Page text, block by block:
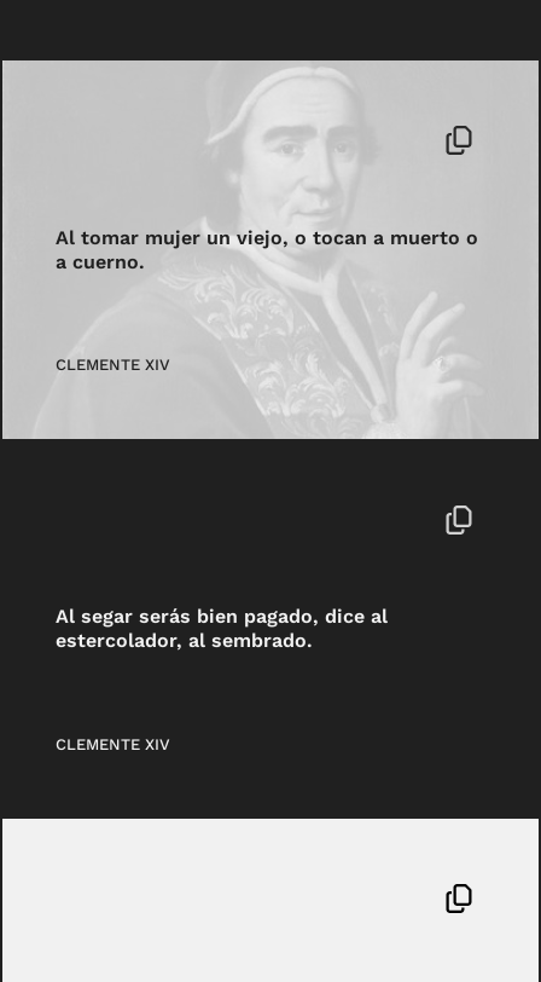
Al tomar mujer un viejo, o tocan a muerto o
a cuerno.
CLEMENTE XIV
Al segar serás bien pagado, dice al
estercolador, al sembrado.
CLEMENTE XIV